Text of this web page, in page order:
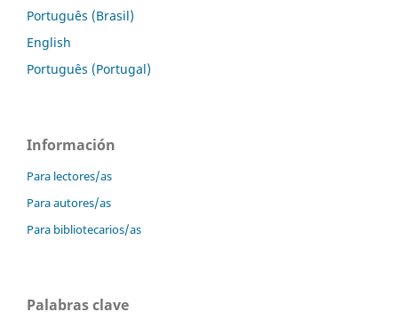
Português (Brasil)
English
Português (Portugal)
Información
Para lectores/as
Para autores/as
Para bibliotecarios/as
Palabras clave